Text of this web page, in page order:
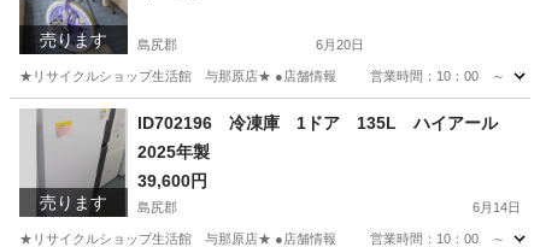
売ります 島尻郡 6月20日
★リサイクルショップ生活館 与那原店★ ●店舗情報 営業時間：10：00 ～ 19
沖縄 島尻郡 商品
売ります
ID702196 冷凍庫 1ドア 135L ハイアール
2025年製
39,600円
島尻郡 6月14日
★リサイクルショップ生活館 与那原店★ ●店舗情報 営業時間：10：00 ～ 19